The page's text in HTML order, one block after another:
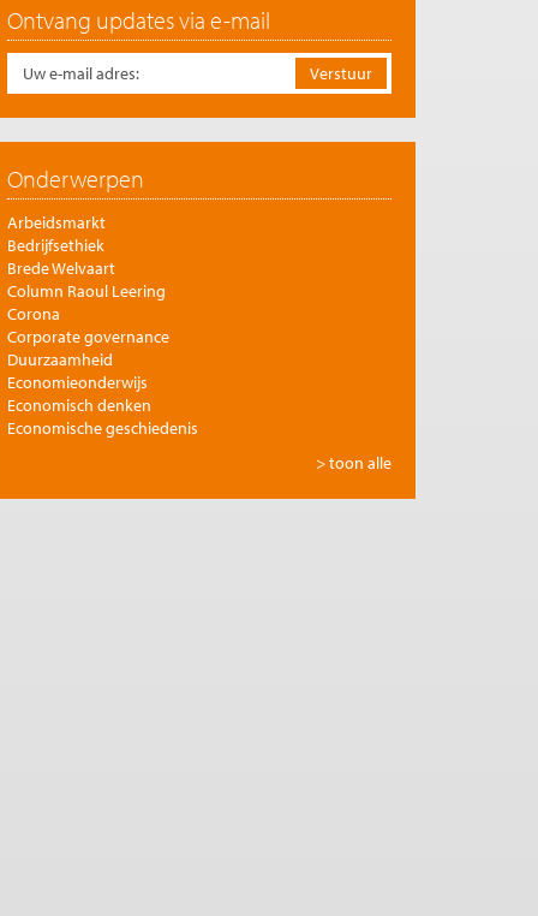
Ontvang updates via e-mail
Onderwerpen
Arbeidsmarkt
Bedrijfsethiek
Brede Welvaart
Column Raoul Leering
Corona
Corporate governance
Duurzaamheid
Economieonderwijs
Economisch denken
Economische geschiedenis
Filosofie en economie
> toon alle